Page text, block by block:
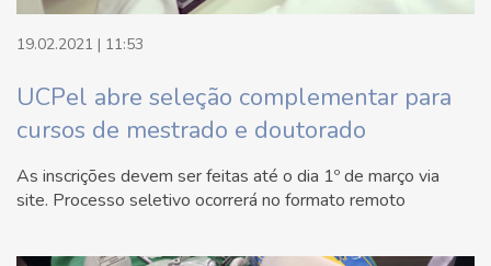
19.02.2021 | 11:53
UCPel abre seleção complementar para
cursos de mestrado e doutorado
As inscrições devem ser feitas até o dia 1º de março via
site. Processo seletivo ocorrerá no formato remoto